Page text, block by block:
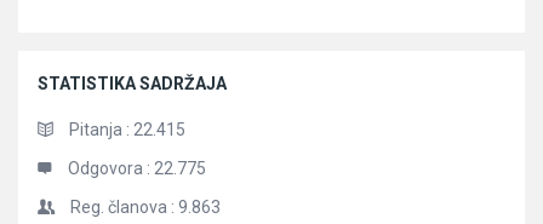
STATISTIKA SADRŽAJA
Pitanja : 22.415
Odgovora : 22.775
Reg. članova : 9.863